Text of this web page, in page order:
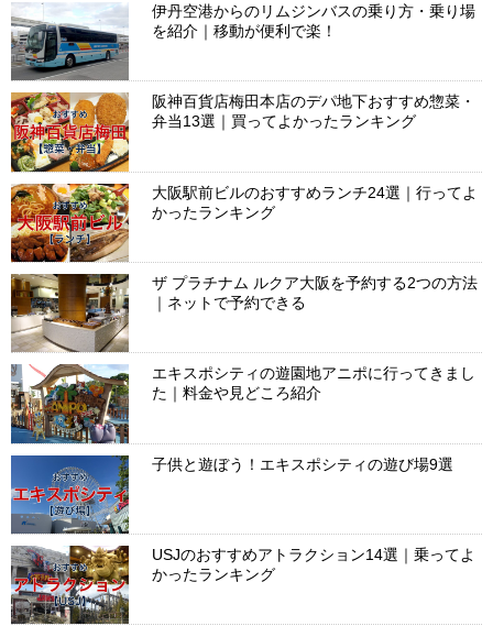
伊丹空港からのリムジンバスの乗り方・乗り場
を紹介｜移動が便利で楽！
阪神百貨店梅田本店のデパ地下おすすめ惣菜・
弁当13選｜買ってよかったランキング
大阪駅前ビルのおすすめランチ24選｜行ってよ
かったランキング
ザ プラチナム ルクア大阪を予約する2つの方法
｜ネットで予約できる
エキスポシティの遊園地アニポに行ってきまし
た｜料金や見どころ紹介
子供と遊ぼう！エキスポシティの遊び場9選
USJのおすすめアトラクション14選｜乗ってよ
かったランキング